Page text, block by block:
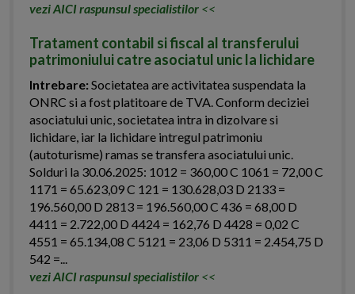
vezi AICI raspunsul specialistilor <<
Tratament contabil si fiscal al transferului
patrimoniului catre asociatul unic la lichidare
Intrebare:Societatea are activitatea suspendata la
ONRC si a fost platitoare de TVA. Conform deciziei
asociatului unic, societatea intra in dizolvare si
lichidare, iar la lichidare intregul patrimoniu
(autoturisme) ramas se transfera asociatului unic.
Solduri la 30.06.2025: 1012 = 360,00 C 1061 = 72,00 C
1171 = 65.623,09 C 121 = 130.628,03 D 2133 =
196.560,00 D 2813 = 196.560,00 C 436 = 68,00 D
4411 = 2.722,00 D 4424 = 162,76 D 4428 = 0,02 C
4551 = 65.134,08 C 5121 = 23,06 D 5311 = 2.454,75 D
542 =...
vezi AICI raspunsul specialistilor <<